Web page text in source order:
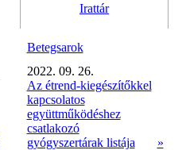
Irattár
Betegsarok
2022. 09. 26.
Az étrend-kiegészítőkkel
kapcsolatos
együttműködéshez
csatlakozó
gyógyszertárak listája
»